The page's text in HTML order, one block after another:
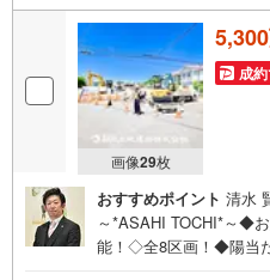
画像29枚
成
おすすめポイント 清水
～*ASAHI TOCHI*～◆
能！◇全8区画！◆陽当